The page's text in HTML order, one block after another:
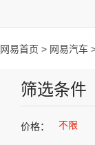
网易首页 > 网易汽车
筛选条件
价格： 不限